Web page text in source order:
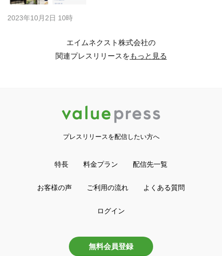
2023年10月2日 10時
エイムネクスト株式会社の
関連プレスリリースをもっと見る
プレスリリースを配信したい方へ
特長 料金プラン 配信先一覧
お客様の声 ご利用の流れ よくある質問
ログイン
無料会員登録